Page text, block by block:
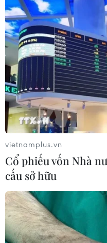
vietnamplus.vn
Cổ phiếu vốn Nhà
cấu sở hữu